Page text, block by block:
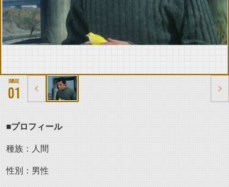
01
■プロフィール
種族：人間
性別：男性